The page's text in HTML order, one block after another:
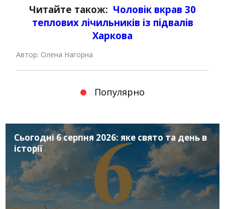
Читайте також: Чоловік вкрав 30
теплових лічильників із підвалів
Харкова
Автор: Олена Нагорна
Популярно
Сьогодні 6 серпня 2026: яке свято та день в
історії